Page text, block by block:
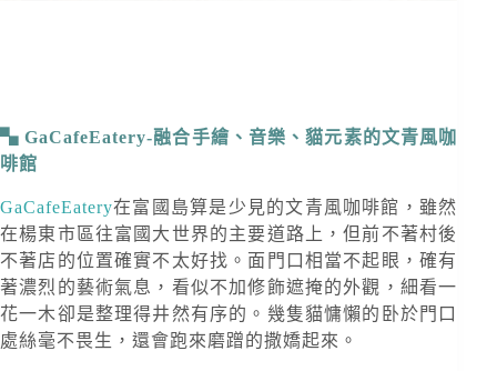
GaCafeEatery-融合手繪、音樂、貓元素的文青風咖
啡館
GaCafeEatery在富國島算是少見的文青風咖啡館，雖然
在楊東市區往富國大世界的主要道路上，但前不著村後
不著店的位置確實不太好找。面門口相當不起眼，確有
著濃烈的藝術氣息，看似不加修飾遮掩的外觀，細看一
花一木卻是整理得井然有序的。幾隻貓慵懶的卧於門口
處絲毫不畏生，還會跑來磨蹭的撒嬌起來。